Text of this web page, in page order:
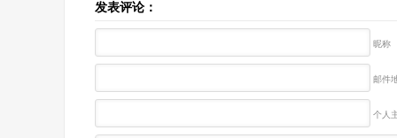
发表评论：
昵称
邮件
个人